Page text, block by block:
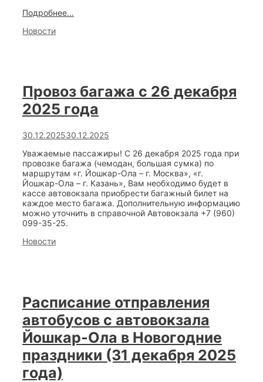
Подробнее…
г.
Нижний
Новгород»
Categories
Новости
Провоз багажа с 26 декабря
2025 года
30.12.202530.12.2025
Уважаемые пассажиры! С 26 декабря 2025 года при
провозке багажа (чемодан, большая сумка) по
маршрутам «г. Йошкар-Ола – г. Москва», «г.
Йошкар-Ола – г. Казань», Вам необходимо будет в
кассе автовокзала приобрести багажный билет на
каждое место багажа. Дополнительную информацию
можно уточнить в справочной Автовокзала +7 (960)
099-35-25.
Categories
Новости
Расписание отправления
автобусов с автовокзала
Йошкар-Ола в Новогодние
праздники (31 декабря 2025
года)